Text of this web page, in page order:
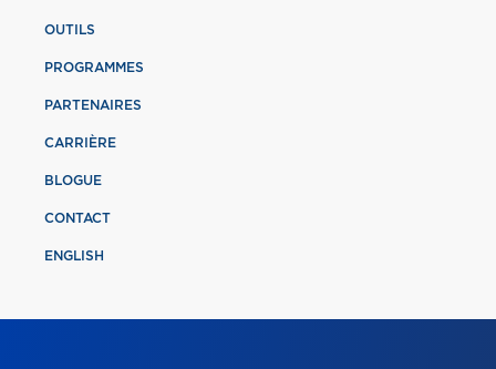
OUTILS
PROGRAMMES
PARTENAIRES
CARRIÈRE
BLOGUE
CONTACT
ENGLISH